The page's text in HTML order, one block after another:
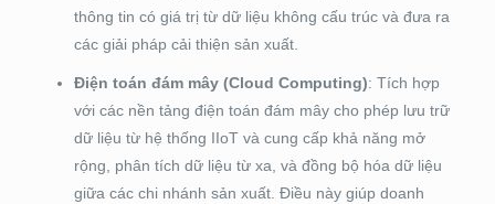
thông tin có giá trị từ dữ liệu không cấu trúc và đưa ra
các giải pháp cải thiện sản xuất.
Điện toán đám mây (Cloud Computing): Tích hợp
với các nền tảng điện toán đám mây cho phép lưu trữ
dữ liệu từ hệ thống IIoT và cung cấp khả năng mở
rộng, phân tích dữ liệu từ xa, và đồng bộ hóa dữ liệu
giữa các chi nhánh sản xuất. Điều này giúp doanh